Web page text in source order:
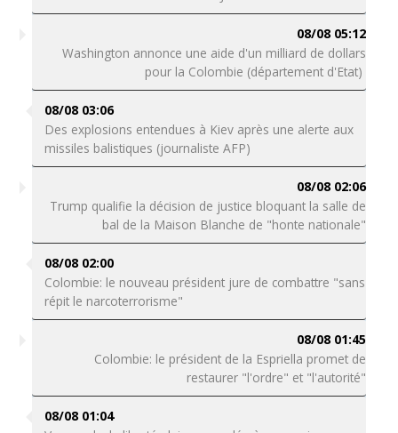
08/08 05:12
Washington annonce une aide d'un milliard de dollars
pour la Colombie (département d'Etat)
08/08 03:06
Des explosions entendues à Kiev après une alerte aux
missiles balistiques (journaliste AFP)
08/08 02:06
Trump qualifie la décision de justice bloquant la salle de
bal de la Maison Blanche de "honte nationale"
08/08 02:00
Colombie: le nouveau président jure de combattre "sans
répit le narcoterrorisme"
08/08 01:45
Colombie: le président de la Espriella promet de
restaurer "l'ordre" et "l'autorité"
08/08 01:04